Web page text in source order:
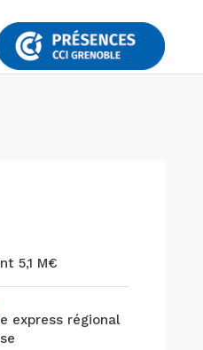
5,1 M€
express régional